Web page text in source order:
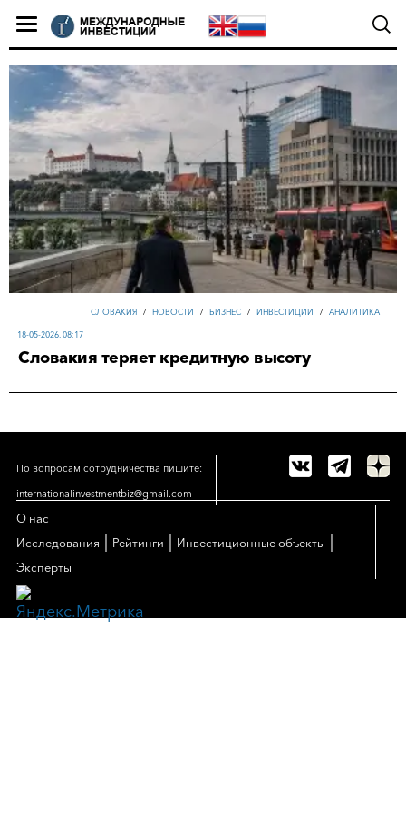
СЛОВАКИЯ / НОВОСТИ / БИЗНЕС / ИНВЕСТИЦИИ / АНАЛИТИКА
18-05-2026, 08:17
Словакия теряет кредитную высоту
По вопросам сотрудничества пишите:
internationalinvestmentbiz@gmail.com
О нас
Исследования
Рейтинги Инвестиционные объекты
Эксперты